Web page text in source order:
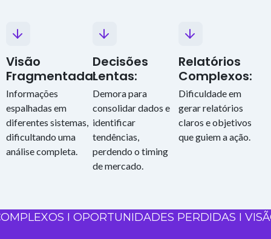
Visão
Fragmentada:
Informações
espalhadas em
diferentes sistemas,
dificultando uma
análise completa.
Decisões
Lentas:
Demora para
consolidar dados e
identificar
tendências,
perdendo o timing
de mercado.
Relatórios
Complexos:
Dificuldade em
gerar relatórios
claros e objetivos
que guiem a ação.
I OPORTUNIDADES PERDIDAS I